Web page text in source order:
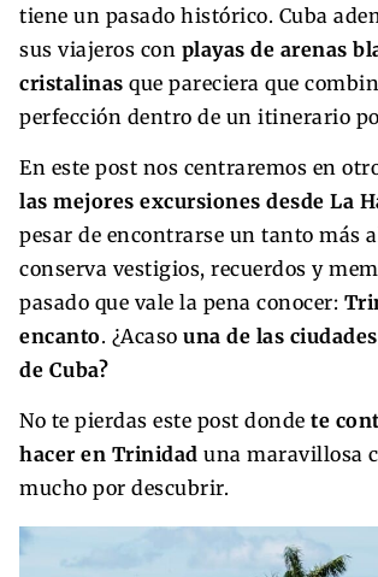
tiene un pasado histórico. Cuba
sus viajeros con playas de arenas
cristalinas que pareciera que
perfección dentro de un itinerario
En este post nos centraremos en
las mejores excursiones desde La
pesar de encontrarse un tanto más
conserva vestigios, recuerdos y
pasado que vale la pena conocer:
encanto. ¿Acaso una de las
de Cuba?
No te pierdas este post donde te
hacer en Trinidad una maravillosa
mucho por descubrir.